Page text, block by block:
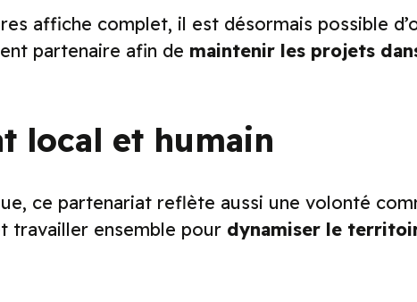
affiche complet, il est désormais possible
partenaire afin de maintenir les projets
local et humain
ce partenariat reflète aussi une volonté
travailler ensemble pour dynamiser le